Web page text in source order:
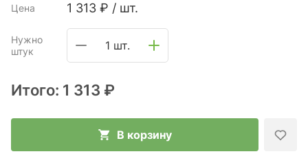
Цена 1 313 ₽ / шт.
Нужно
штук
1 шт.
Итого: 1 313 ₽
В корзину